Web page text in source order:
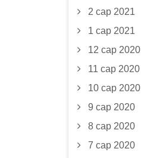
2 сар 2021
1 сар 2021
12 сар 2020
11 сар 2020
10 сар 2020
9 сар 2020
8 сар 2020
7 сар 2020